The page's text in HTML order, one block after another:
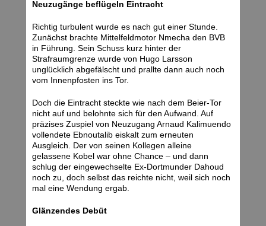
Neuzugänge beflügeln Eintracht
Richtig turbulent wurde es nach gut einer Stunde.
Zunächst brachte Mittelfeldmotor Nmecha den BVB
in Führung. Sein Schuss kurz hinter der
Strafraumgrenze wurde von Hugo Larsson
unglücklich abgefälscht und prallte dann auch noch
vom Innenpfosten ins Tor.
Doch die Eintracht steckte wie nach dem Beier-Tor
nicht auf und belohnte sich für den Aufwand. Auf
präzises Zuspiel von Neuzugang Arnaud Kalimuendo
vollendete Ebnoutalib eiskalt zum erneuten
Ausgleich. Der von seinen Kollegen alleine
gelassene Kobel war ohne Chance – und dann
schlug der eingewechselte Ex-Dortmunder Dahoud
noch zu, doch selbst das reichte nicht, weil sich noch
mal eine Wendung ergab.
Glänzendes Debüt